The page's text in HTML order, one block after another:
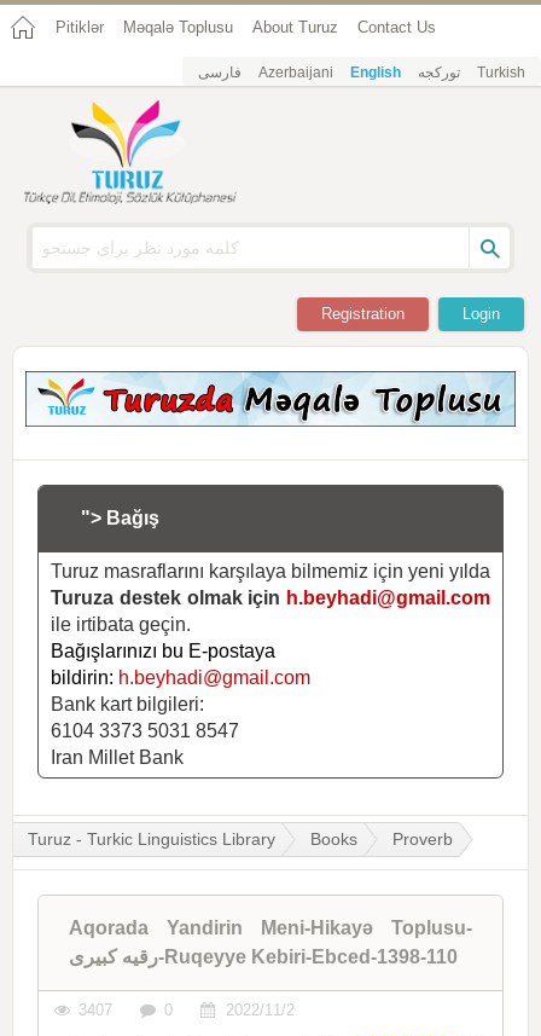
Pitiklər Məqalə Toplusu About Turuz Contact Us
فارسی Azerbaijani English تورکجه Turkish
Login
Registration
"> Bağış
Turuz masraflarını karşılaya bilmemiz için yeni yılda
Turuza destek olmak için h.beyhadi@gmail.com
ile irtibata geçin.
Bağışlarınızı bu E-postaya
bildirin: h.beyhadi@gmail.com
Bank kart bilgileri:
6104 3373 5031 8547
Iran Millet Bank
Turuz - Turkic Linguistics Library Books Proverb
Aqorada Yandirin Meni-Hikayə Toplusu-
رقیه کبیری-Ruqeyye Kebiri-Ebced-1398-110
3407 0 2022/11/2